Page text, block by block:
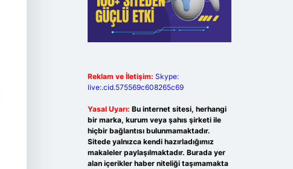
Reklam ve İletişim: Skype:
live:.cid.575569c608265c69
Yasal Uyarı: Bu internet sitesi, herhangi
bir marka, kurum veya şahıs şirketi ile
hiçbir bağlantısı bulunmamaktadır.
Sitede yalnızca kendi hazırladığımız
makaleler paylaşılmaktadır. Burada yer
alan içerikler haber niteliği taşımamakta